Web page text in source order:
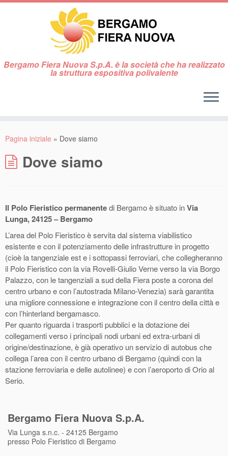
Bergamo Fiera Nuova S.p.A. è la società che ha realizzato
la struttura espositiva polivalente
Pagina iniziale » Dove siamo
Dove siamo
Il Polo Fieristico permanentedi Bergamo è situato inVia
Lunga, 24125 – Bergamo
L’area del Polo Fieristico è servita dal sistema viabilistico
esistente e con il potenziamento delle infrastrutture in progetto
(cioè la tangenziale est e i sottopassi ferroviari, che collegheranno
il Polo Fieristico con la via Rovelli-Giulio Verne verso la via Borgo
Palazzo, con le tangenziali a sud della Fiera poste a corona del
centro urbano e con l’autostrada Milano-Venezia) sarà garantita
una migliore connessione e integrazione con il centro della città e
con l’hinterland bergamasco.
Per quanto riguarda i trasporti pubblici e la dotazione dei
collegamenti verso i principali nodi urbani ed extra-urbani di
origine/destinazione, è già operativo un servizio di autobus che
collega l’area con il centro urbano di Bergamo (quindi con la
stazione ferroviaria e delle autolinee) e con l’aeroporto di Orio al
Serio.
Bergamo Fiera Nuova S.p.A.
Via Lunga s.n.c. - 24125 Bergamo
presso Polo Fieristico di Bergamo